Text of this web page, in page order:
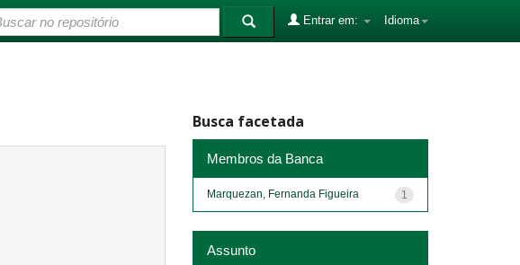
Idioma
Entrar em:
Busca facetada
Membros da Banca
1
Marquezan, Fernanda Figueira
Assunto